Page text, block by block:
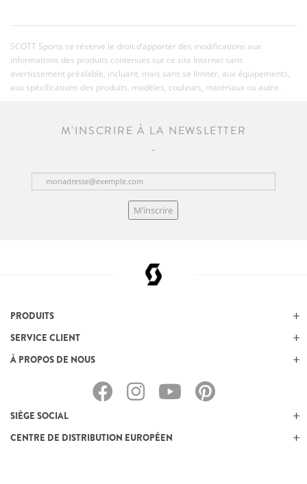
SCOTT Sports se réserve le droit d’apporter des modifications aux
informations des produits contenues sur ce site Internet sans
avertissement préalable, incluant, mais sans se limiter, aux équipements,
aux spécifications des produits, modèles, couleurs, matériaux ou autre.
M'INSCRIRE À LA NEWSLETTER
M’inscrire
PRODUITS
SERVICE CLIENT
À PROPOS DE NOUS
SIÈGE SOCIAL
CENTRE DE DISTRIBUTION EUROPÉEN